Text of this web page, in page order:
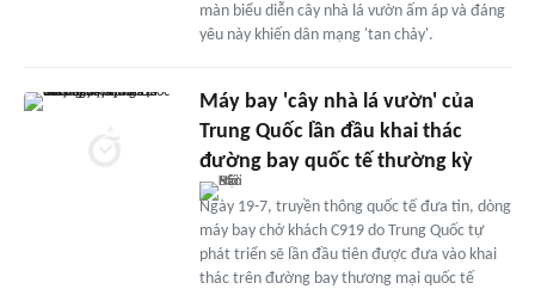
màn biểu diễn cây nhà lá vườn ấm áp và đáng
yêu này khiến dân mạng 'tan chảy'.
Máy bay 'cây nhà lá vườn' của
Trung Quốc lần đầu khai thác
đường bay quốc tế thường kỳ
Ngày 19-7, truyền thông quốc tế đưa tin, dòng
máy bay chở khách C919 do Trung Quốc tự
phát triển sẽ lần đầu tiên được đưa vào khai
thác trên đường bay thương mại quốc tế